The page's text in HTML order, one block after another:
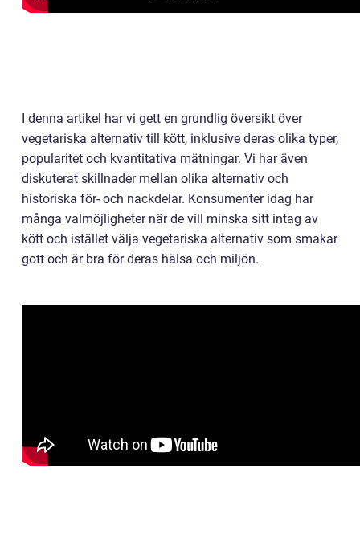
I denna artikel har vi gett en grundlig översikt över
vegetariska alternativ till kött, inklusive deras olika typer,
popularitet och kvantitativa mätningar. Vi har även
diskuterat skillnader mellan olika alternativ och
historiska för- och nackdelar. Konsumenter idag har
många valmöjligheter när de vill minska sitt intag av
kött och istället välja vegetariska alternativ som smakar
gott och är bra för deras hälsa och miljön.